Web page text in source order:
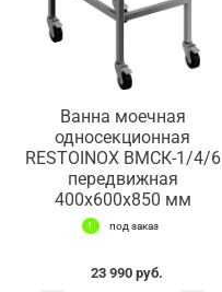
Ванна моечная
односекционная
RESTOINOX ВМСК-1/4/6
передвижная
400x600x850 мм
под заказ
23 990 руб.